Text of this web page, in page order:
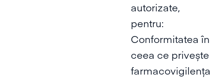
autorizate,
pentru:
Conformitatea în
ceea ce privește
farmacovigilența